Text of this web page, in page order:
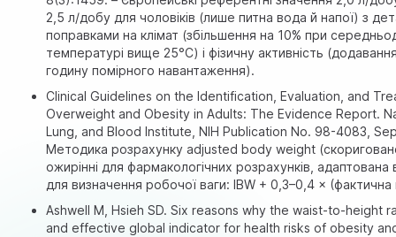
2,5 л/добу для чоловіків (лише питна вода й напої) з
поправками на клімат (збільшення на 10% при
температурі вище 25°C) і фізичну активність
годину помірного навантаження).
Clinical Guidelines on the Identification, Evaluation, and
Overweight and Obesity in Adults: The Evidence Report.
Lung, and Blood Institute, NIH Publication No. 98-4083,
Методика розрахунку adjusted body weight
ожирінні для фармакологічних розрахунків, адаптована
для визначення робочої ваги: IBW + 0,3–0,4 × (фактична
Ashwell M, Hsieh SD. Six reasons why the waist-to-height
and effective global indicator for health risks of obesity